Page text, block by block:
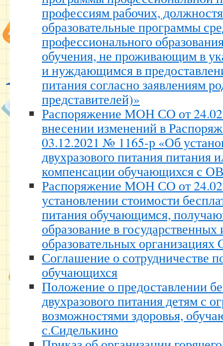
профессиям рабочих,
образовательные программы
профессионального
обучения, не проживающим в
и нуждающимся в
питания согласно заявлениям
представителей)»
Распоряжение МОН СО от
внесении изменений в
03.12.2021 № 1165-р «Об
двухразового питания питания
компенсации обучающихся с
Распоряжение МОН СО от
установлении стоимости
питания обучающимся,
образование в
образовательных организациях
Соглашение о сотрудничестве
обучающихся
Положение о предоставлении
двухразового питания детям с
возможностями здоровья,
с.Сиделькино